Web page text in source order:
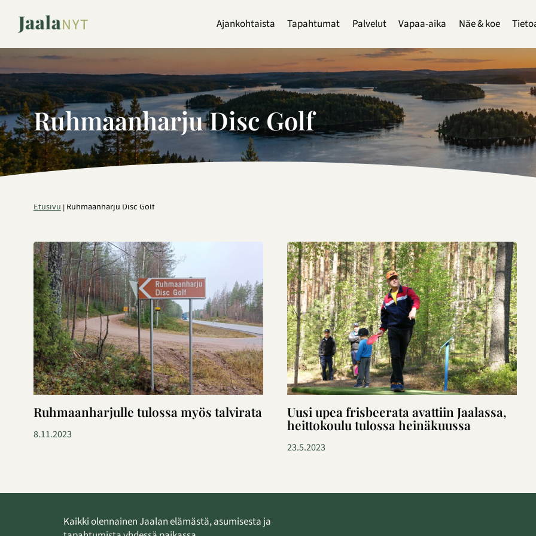
sisältöön
Ajankohtaista Tapahtumat Palvelut Vapaa-aika Näe & koe
Ruhmaanharju Disc Golf
Etusivu|Ruhmaanharju Disc Golf
Ruhmaanharjulle tulossa myös talvirata
8.11.2023
Uusi upea frisbeerata avattiin Jaalassa,
heittokoulu tulossa heinäkuussa
23.5.2023
Kaikki olennainen Jaalan elämästä, asumisesta ja